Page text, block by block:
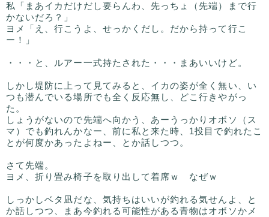
私「まあイカだけだし要らんわ、先っちょ（先端）まで行
かないだろ？」
ヨメ「え、行こうよ、せっかくだし。だから持って行こ
ー！」
・・・と、ルアー一式持たされた・・・まあいいけど。
しかし堤防に上って見てみると、イカの姿が全く無い、い
つも潜んでいる場所でも全く反応無し、どこ行きやがっ
た。
しょうがないので先端へ向かう、あーうっかりオボソ（ス
マ）でも釣れんかなー、前に私と来た時、1投目で釣れたこ
とが何度かあったよねー、とか話しつつ。
さて先端。
ヨメ、折り畳み椅子を取り出して着席ｗ なぜｗ
しっかしベタ凪だな、気持ちはいいが釣れる気せんよ、と
か話しつつ、まあ今釣れる可能性がある青物はオボソかメ